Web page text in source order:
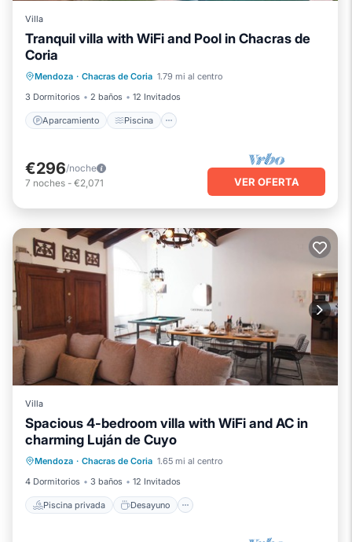
Villa
Tranquil villa with WiFi and Pool in Chacras de
Coria
Mendoza · Chacras de Coria 1.79 mi al centro
3 Dormitorios
2 baños 12 Invitados
Aparcamiento Piscina
Aire acondicionado
€296/noche
7 noches - €2,071 VER OFERTA
Villa
Spacious 4-bedroom villa with WiFi and AC in
charming Luján de Cuyo
Mendoza · Chacras de Coria 1.65 mi al centro
4 Dormitorios
3 baños 12 Invitados
Piscina privada Desayuno
Piscina privada Desayuno
Balcón/Terraza